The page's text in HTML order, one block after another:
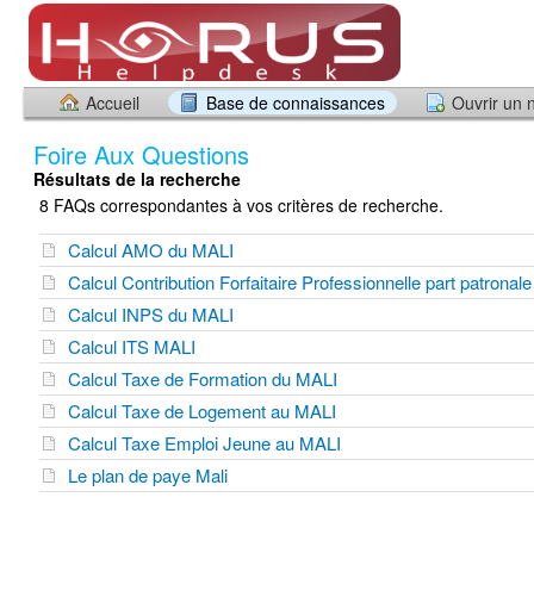
Accueil Base de connaissances Ouvrir un
Foire Aux Questions
Résultats de la recherche
8 FAQs correspondantes à vos critères de recherche.
Calcul AMO du MALI
Calcul Contribution Forfaitaire Professionnelle part
Calcul INPS du MALI
Calcul ITS MALI
Calcul Taxe de Formation du MALI
Calcul Taxe de Logement au MALI
Calcul Taxe Emploi Jeune au MALI
Le plan de paye Mali